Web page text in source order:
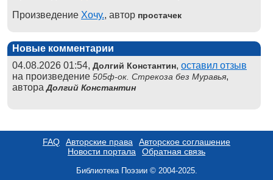
Произведение Хочу., автор простачек
Новые комментарии
04.08.2026 01:54, Долгий Константин, оставил отзыв
на произведение 505ф-ок. Стрекоза без Муравья,
автораДолгий Константин
FAQ Авторские права
Авторское соглашение
Новости портала
Обратная связь
Библиотека Поэзии © 2004-2025.